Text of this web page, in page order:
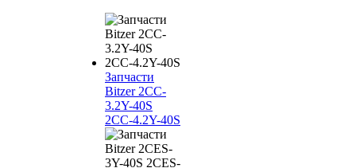
Запчасти
Bitzer 2CC-
3.2Y-40S
2CC-4.2Y-40S